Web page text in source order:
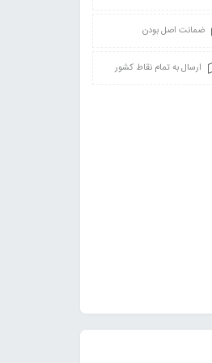
ضمانت اصل بودن
ارسال به تمام نقاط کشور